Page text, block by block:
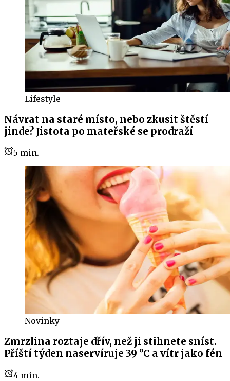
Lifestyle
Návrat na staré místo, nebo zkusit štěstí
jinde? Jistota po mateřské se prodraží
5 min.
Novinky
Zmrzlina roztaje dřív, než ji stihnete sníst.
Příští týden naservíruje 39 °C a vítr jako fén
4 min.